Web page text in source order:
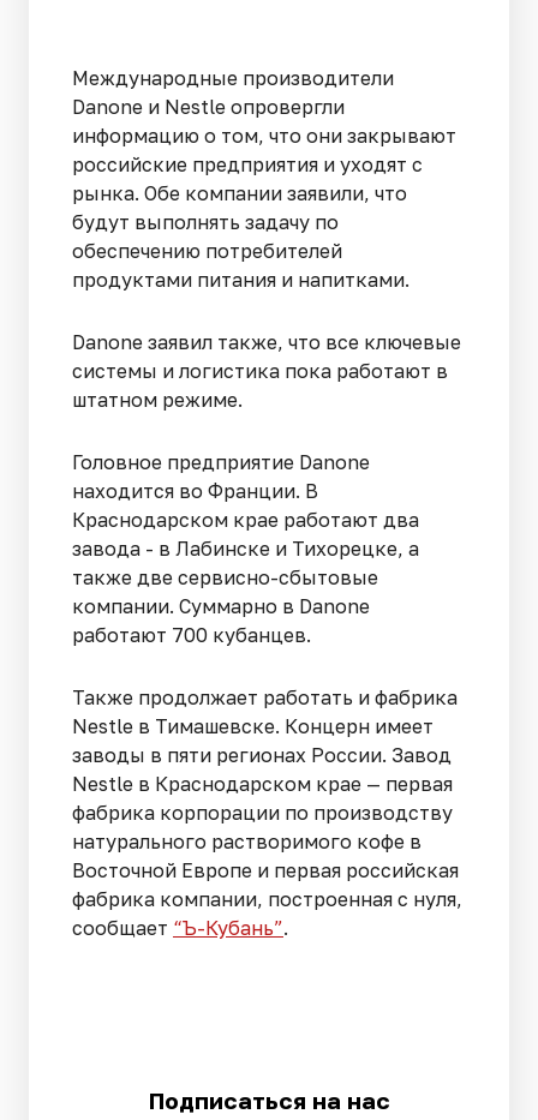
Международные производители
Danone и Nestle опровергли
информацию о том, что они закрывают
российские предприятия и уходят с
рынка. Обе компании заявили, что
будут выполнять задачу по
обеспечению потребителей
продуктами питания и напитками.
Danonе заявил также, что все ключевые
системы и логистика пока работают в
штатном режиме.
Головное предприятие Danone
находится во Франции. В
Краснодарском крае работают два
завода - в Лабинске и Тихорецке, а
также две сервисно-сбытовые
компании. Суммарно в Danone
работают 700 кубанцев.
Также продолжает работать и фабрика
Nestle в Тимашевске. Концерн имеет
заводы в пяти регионах России. Завод
Nestle в Краснодарском крае — первая
фабрика корпорации по производству
натурального растворимого кофе в
Восточной Европе и первая российская
фабрика компании, построенная с нуля,
сообщает “Ъ-Кубань”.
Подписаться на нас